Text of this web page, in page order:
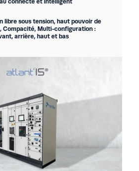
libre sous tension, haut pouvoir de
Compacité, Multi-configuration :
arrière, haut et bas